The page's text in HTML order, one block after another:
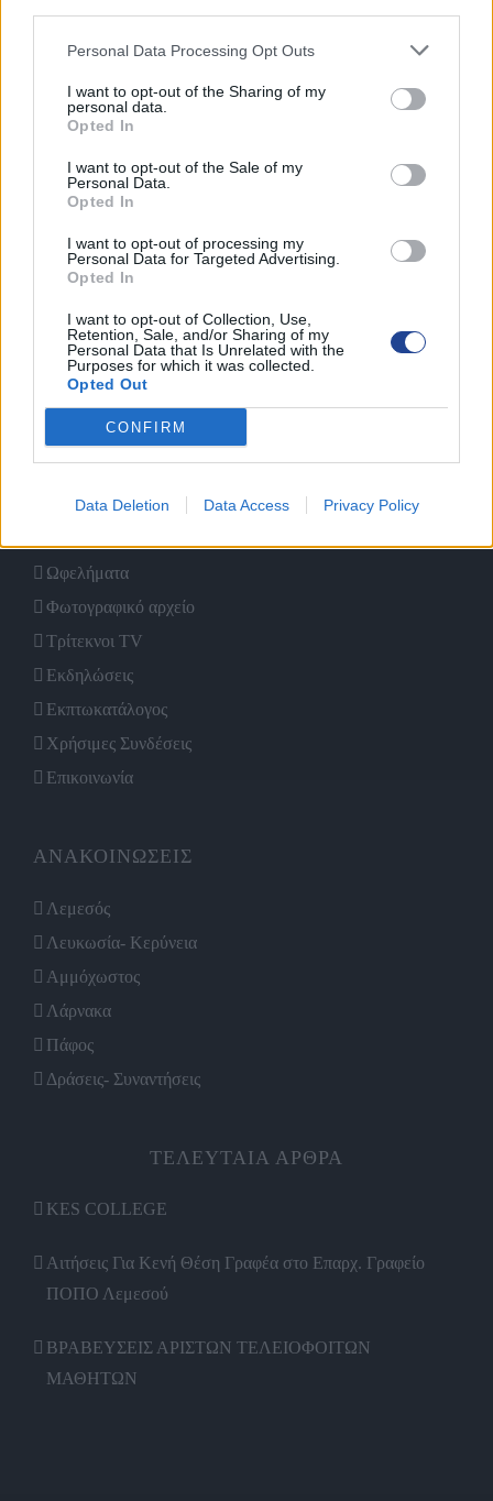
Personal Data Processing Opt Outs
I want to opt-out of the Sharing of my
personal data.
Opted In
I want to opt-out of the Sale of my
Personal Data.
Opted In
I want to opt-out of processing my
Personal Data for Targeted Advertising.
Opted In
I want to opt-out of Collection, Use,
Retention, Sale, and/or Sharing of my
Personal Data that Is Unrelated with the
Purposes for which it was collected.
Opted Out
CONFIRM
Data Deletion Data Access Privacy Policy
ΓΙΑ ΕΜΑΣ
πενταμενούς οικογένειας (Π.Ο.Π.Ο.). Η ηγεσία της
Οργάνωσης και οι Επαρχιακές Επιτροπές είναι στην διάθεση
σας για οποιαδήποτε ενημέρωση ή βοήθεια χρειαστεί να σας
παράσχουν. Μπορείτε να επικοινωνείτε με τα επαρχιακά
γραφεία όπου το προσωπικό είναι πρόθυμο να σας
εξυπηρετήσει.
Ωφελήματα
Φωτογραφικό αρχείο
Τρίτεκνοι TV
Εκδηλώσεις
Εκπτωκατάλογος
Χρήσιμες Συνδέσεις
Επικοινωνία
ΑΝΑΚΟΙΝΩΣΕΙΣ
Λεμεσός
Λευκωσία- Κερύνεια
Αμμόχωστος
Λάρνακα
Πάφος
Δράσεις- Συναντήσεις
ΤΕΛΕΥΤΑΙΑ ΑΡΘΡΑ
KES COLLEGE
Αιτήσεις Για Κενή Θέση Γραφέα στο Επαρχ. Γραφείο
ΠΟΠΟ Λεμεσού
ΒΡΑΒΕΥΣΕΙΣ ΑΡΙΣΤΩΝ ΤΕΛΕΙΟΦΟΙΤΩΝ
ΜΑΘΗΤΩΝ